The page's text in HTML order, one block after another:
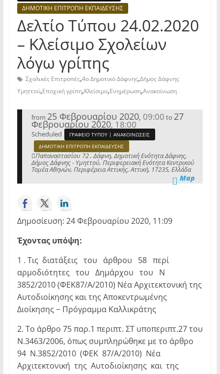
ΔΗΜΟΤΙΚΗ ΕΠΙΤΡΟΠΗ ΕΚΠΑΙΔΕΥΣΗΣ
Δελτίο Τύπου 24.02.2020
– Κλείσιμο Σχολείων
λόγω γρίπης
Σχολικές Επιτροπές,4ο Δημοτικό Δάφνης,Δήμος Δάφνης
Υμηττού,Εποχική γρίπη,Κλείσιμο,Ενημέρωση,Ανακοίνωση
from 25 Φεβρουαρίου 2020, 09:00 to 27
Φεβρουαρίου 2020, 18:00
Scheduled
ΓΡΑΦΕΙΟ ΤΥΠΟΥ | ΑΝΑΚΟΙΝΩΣΕΙΣ
ΔΗΜΟΤΙΚΗ ΕΠΙΤΡΟΠΗ ΕΚΠΑΙΔΕΥΣΗΣ
Παπαναστασίου 72 , Δάφνη, Δημοτική Ενότητα Δάφνης,
Δήμος Δάφνης - Υμηττού, Περιφερειακή Ενότητα Κεντρικού
Τομέα Αθηνών, Περιφέρεια Αττικής, Αττική, 17235, Ελλάδα
Map
Δημοσίευση: 24 Φεβρουαρίου 2020, 11:09
Έχοντας υπόψη:
1 . Τις διατάξεις του άρθρου 58 περί
αρμοδιότητες του Δημάρχου του Ν
3852/2010 (ΦΕΚ87/Α/2010) Νέα Αρχιτεκτονική της
Αυτοδιοίκησης και της Αποκεντρωμένης
Διοίκησης − Πρόγραμμα Καλλικράτης
2. To άρθρο 75 παρ.1 περιπτ. ΣΤ υποπεριπτ.27 του
Ν.3463/2006, όπως συμπληρώθηκε με το άρθρο
94 Ν.3852/2010 (ΦΕΚ 87/Α/2010) Νέα
Αρχιτεκτονική της Αυτοδιοίκησης και της